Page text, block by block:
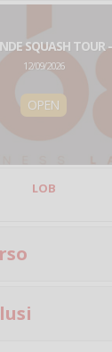
SQUASH TOUR
12/09/2026
OPEN
LOB